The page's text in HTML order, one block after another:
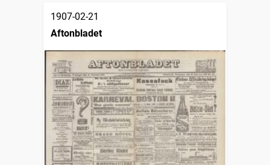
1907-02-21
Aftonbladet